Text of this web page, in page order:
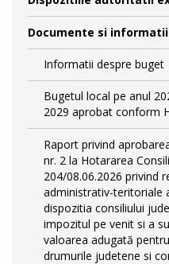
Documente si
Informatii despre buget
Bugetul local pe anul
2029 aprobat conform
Raport privind
nr. 2 la Hotararea
204/08.06.2026 privind
administrativ-teritoriale
dispozitia consiliului
impozitul pe venit si a
valoarea adugată
drumurile judetene si